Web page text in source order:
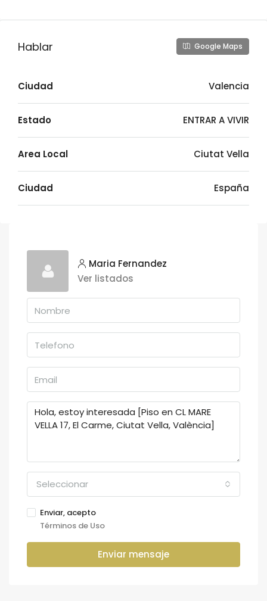
Hablar Google Maps
Ciudad Valencia
Estado ENTRAR A VIVIR
Area Local Ciutat Vella
Ciudad España
Maria Fernandez
Ver listados
Seleccionar
Enviar, acepto
Términos de Uso
Enviar mensaje